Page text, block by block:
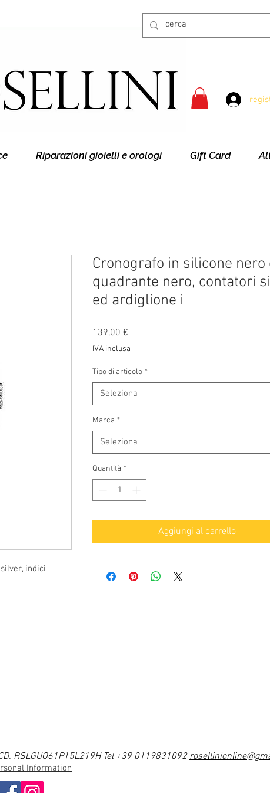
Rosellini
online
Riparazioni gioielli e orologi Gift Card
indici
Cronografo in silicone nero
quadrante nero, contatori
ed ardiglione i
139,00 €
IVA inclusa
Tipo di articolo *
Seleziona
Marca *
Seleziona
Quantità *
Aggiungi al carrello
RSLGUO61P15L219H Tel +39 0119831092
Information